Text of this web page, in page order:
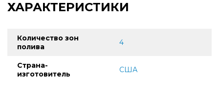
ХАРАКТЕРИСТИКИ
Количество зон
полива
4
Страна-
изготовитель
США